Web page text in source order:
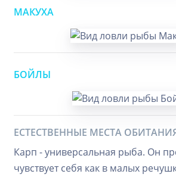
МАКУХА
БОЙЛЫ
ЕСТЕСТВЕННЫЕ МЕСТА
Карп - универсальная рыба. Он
чувствует себя как в малых